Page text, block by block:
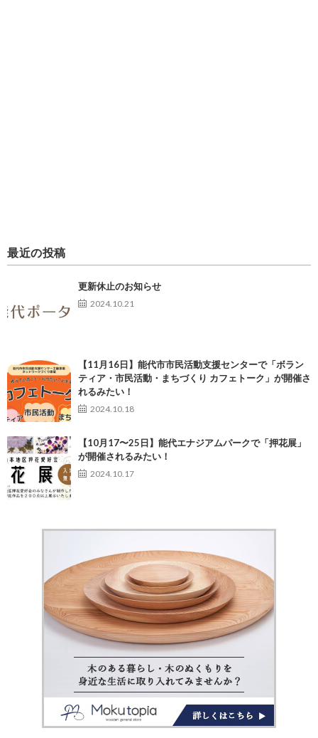
最近の投稿
更新休止のお知らせ
2024.10.21
【11月16日】能代市市民活動支援センターで「ボラン
ティア・市民活動・まちづくり カフェトーク」が開催さ
れるみたい！
2024.10.18
【10月17〜25日】能代エナジアムパークで「押花展」
が開催されるみたい！
2024.10.17